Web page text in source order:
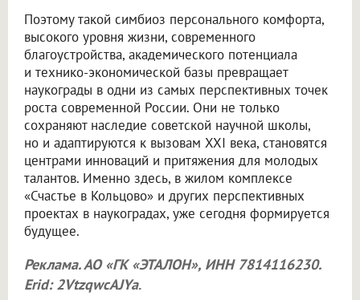
Поэтому такой симбиоз персонального комфорта,
высокого уровня жизни, современного
благоустройства, академического потенциала
и технико-экономической базы превращает
наукограды в одни из самых перспективных точек
роста современной России. Они не только
сохраняют наследие советской научной школы,
но и адаптируются к вызовам XXI века, становятся
центрами инноваций и притяжения для молодых
талантов. Именно здесь, в жилом комплексе
«Счастье в Кольцово» и других перспективных
проектах в наукоградах, уже сегодня формируется
будущее.
Реклама. АО «ГК «ЭТАЛОН», ИНН 7814116230.
Erid: 2VtzqwcAJYa.